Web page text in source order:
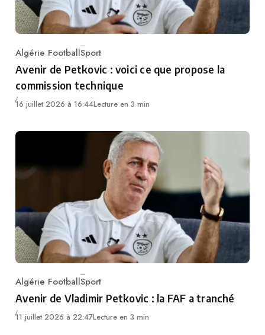
Category
Algérie FootballSport
Avenir de Petkovic : voici ce que propose la
commission technique
16 juillet 2026 à 16:44Lecture en 3 min
Category
Algérie FootballSport
Avenir de Vladimir Petkovic : la FAF a tranché
11 juillet 2026 à 22:47Lecture en 3 min